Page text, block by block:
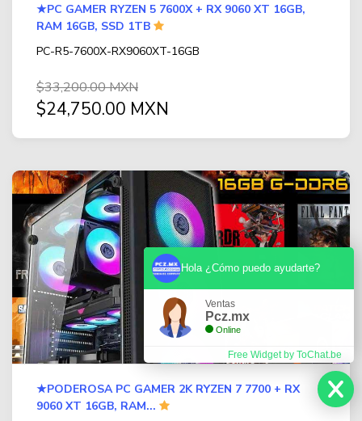
★PC GAMER RYZEN 5 7600X + RX 9060 XT 16GB,
RAM 16GB, SSD 1TB
PC-R5-7600X-RX9060XT-16GB
$33,200.00 MXN
$24,750.00 MXN
★PODEROSA PC GAMER 2K RYZEN 7 7700 + RX
9060 XT 16GB, RAM...
Hola ¿Cómo puedo ayudarte?
Ventas
Pcz.mx
Online
Free Widget by ToChat.be